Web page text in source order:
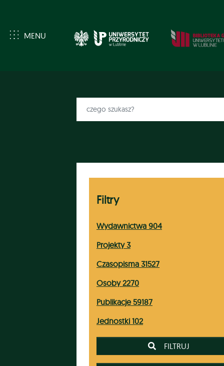
MENU
Filtry
Wydawnictwa 904
Projekty 3
Czasopisma 31527
Osoby 2270
Publikacje 59187
Jednostki 102
FILTRUJ